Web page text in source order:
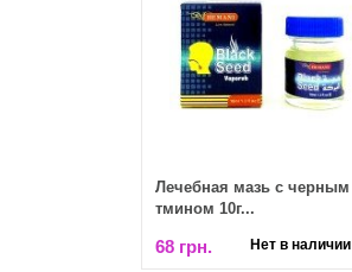
Лечебная мазь с черным
тмином 10г...
68 грн. Нет в наличии